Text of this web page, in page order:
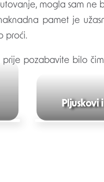
mogla sam ne
pamet je
proći.
prije pozabavite bilo
Pljuskovi